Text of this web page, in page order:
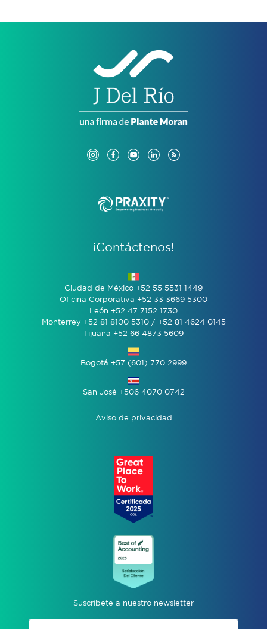
¡Contáctenos!
Ciudad de México +52 55 5531 1449
Oficina Corporativa +52 33 3669 5300
León +52 47 7152 1730
Monterrey +52 81 8100 5310 / +52 81 4624 0145
Tijuana +52 66 4873 5609
Bogotá +57 (601) 770 2999
San José +506 4070 0742
Aviso de privacidad
Suscríbete a nuestro newsletter